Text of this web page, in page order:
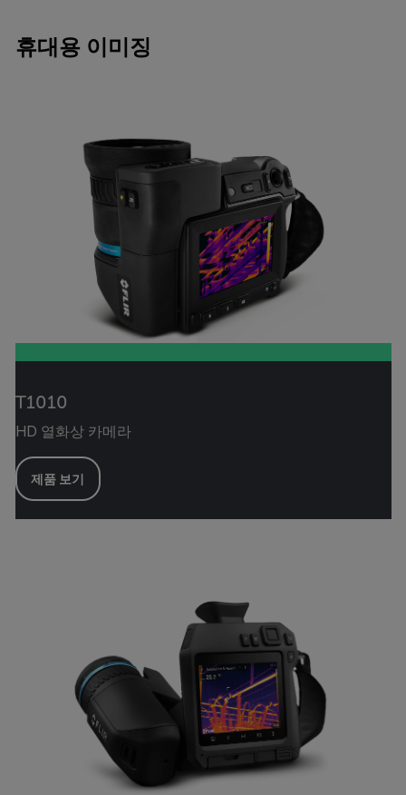
휴대용 이미징
T1010
HD 열화상 카메라
제품 보기